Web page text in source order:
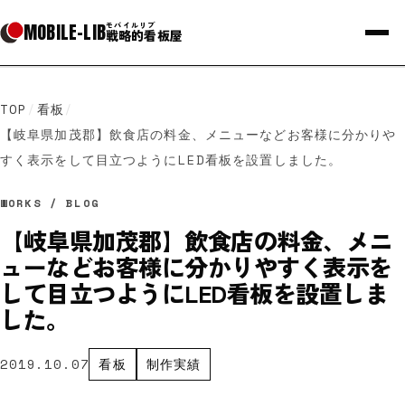
MOBILE-LIBモバイルリブ
戦略的看板屋
TOP / 看板 /
【岐阜県加茂郡】飲食店の料金、メニューなどお客様に分かりや
すく表示をして目立つようにLED看板を設置しました。
WORKS / BLOG
【岐阜県加茂郡】飲食店の料金、メニ
ューなどお客様に分かりやすく表示を
して目立つようにLED看板を設置しま
した。
2019.10.07 看板 制作実績